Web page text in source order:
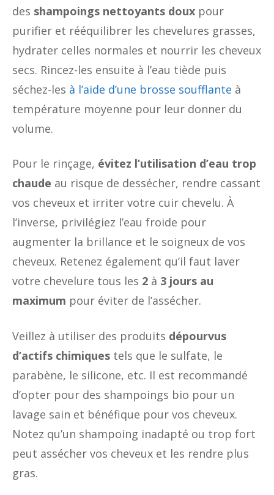
des shampoings nettoyants doux pour
purifier et rééquilibrer les chevelures grasses,
hydrater celles normales et nourrir les cheveux
secs. Rincez-les ensuite à l’eau tiède puis
séchez-les à l’aide d’une brosse soufflante à
température moyenne pour leur donner du
volume.
Pour le rinçage, évitez l’utilisation d’eau trop
chaude au risque de dessécher, rendre cassant
vos cheveux et irriter votre cuir chevelu. À
l’inverse, privilégiez l’eau froide pour
augmenter la brillance et le soigneux de vos
cheveux. Retenez également qu’il faut laver
votre chevelure tous les 2 à 3 jours au
maximum pour éviter de l’assécher.
Veillez à utiliser des produits dépourvus
d’actifs chimiques tels que le sulfate, le
parabène, le silicone, etc. Il est recommandé
d’opter pour des shampoings bio pour un
lavage sain et bénéfique pour vos cheveux.
Notez qu’un shampoing inadapté ou trop fort
peut assécher vos cheveux et les rendre plus
gras.